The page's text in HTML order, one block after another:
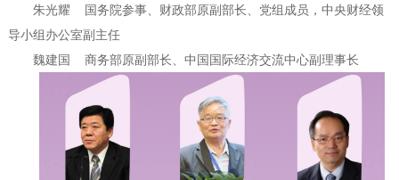
朱光耀
国务院参事、财政部原副部长、党组成员，中央财经领
导小组办公室副主任
魏建国 商务部原副部长、中国国际经济交流中心副理事长